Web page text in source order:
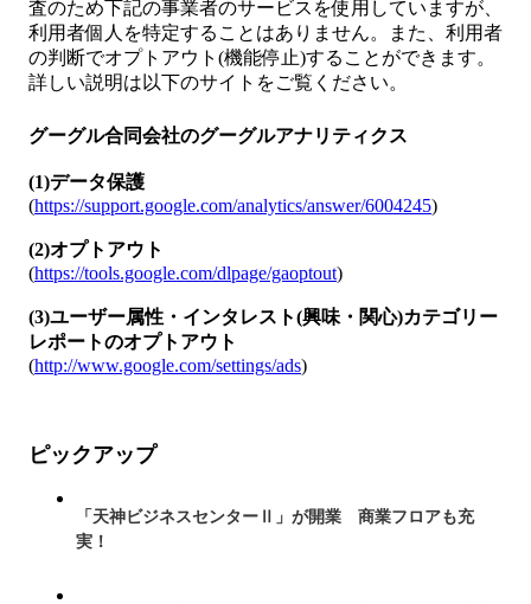
査のため下記の事業者のサービスを使用していますが、
利用者個人を特定することはありません。また、利用者
の判断でオプトアウト(機能停止)することができます。
詳しい説明は以下のサイトをご覧ください。
グーグル合同会社のグーグルアナリティクス
(1)データ保護
(https://support.google.com/analytics/answer/6004245)
(2)オプトアウト
(https://tools.google.com/dlpage/gaoptout)
(3)ユーザー属性・インタレスト(興味・関心)カテゴリー
レポートのオプトアウト
(http://www.google.com/settings/ads)
ピックアップ
「天神ビジネスセンターⅡ」が開業 商業フロアも充
実！